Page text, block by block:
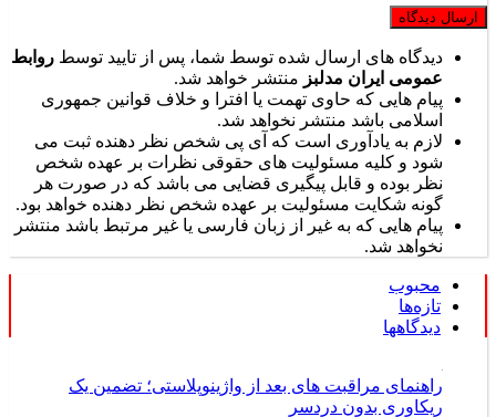
دیدگاه های ارسال شده توسط شما، پس از تایید توسط روابط
عمومی ایران مدلبز منتشر خواهد شد.
پیام هایی که حاوی تهمت یا افترا و خلاف قوانین جمهوری
اسلامی باشد منتشر نخواهد شد.
لازم به یادآوری است که آی پی شخص نظر دهنده ثبت می
شود و کلیه مسئولیت های حقوقی نظرات بر عهده شخص
نظر بوده و قابل پیگیری قضایی می باشد که در صورت هر
گونه شکایت مسئولیت بر عهده شخص نظر دهنده خواهد بود.
پیام هایی که به غیر از زبان فارسی یا غیر مرتبط باشد منتشر
نخواهد شد.
محبوب
تازه‌ها
دیدگاهها
راهنمای مراقبت های بعد از واژینوپلاستی؛ تضمین یک
ریکاوری بدون دردسر